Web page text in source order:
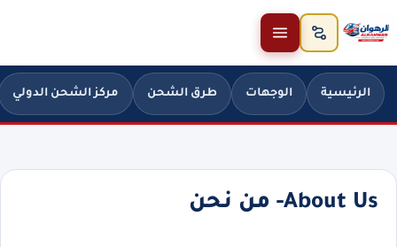
تخطَّ إلى المحتوى
الرئيسية الوجهات طرق الشحن مركز الشحن الدولي
About Us- من نحن